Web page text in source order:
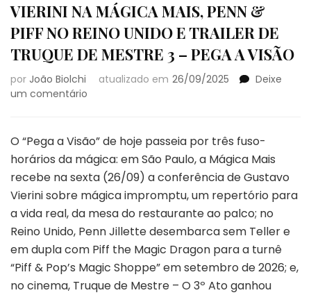
VIERINI NA MÁGICA MAIS, PENN &
PIFF NO REINO UNIDO E TRAILER DE
TRUQUE DE MESTRE 3 – PEGA A VISÃO
por João Biolchi atualizado em 26/09/2025
Deixe
um comentário
MÁGICA
MAIS,
PENN
&
PIFF
NO
REINO
UNIDO
E
TRAILER
DE
O “Pega a Visão” de hoje passeia por três fuso-
horários da mágica: em São Paulo, a Mágica Mais
recebe na sexta (26/09) a conferência de Gustavo
Vierini sobre mágica impromptu, um repertório para
a vida real, da mesa do restaurante ao palco; no
Reino Unido, Penn Jillette desembarca sem Teller e
em dupla com Piff the Magic Dragon para a turnê
“Piff & Pop’s Magic Shoppe” em setembro de 2026; e,
no cinema, Truque de Mestre – O 3º Ato ganhou